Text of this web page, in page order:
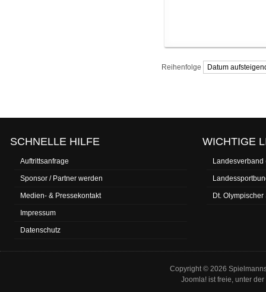
Reihenfolge
SCHNELLE HILFE
Auftrittsanfrage
Sponsor / Partner werden
Medien- & Pressekontakt
Impressum
Datenschutz
WICHTIGE
Landesverband
Dt.
Copyright © 2026
Joomla! ist freie, unter der